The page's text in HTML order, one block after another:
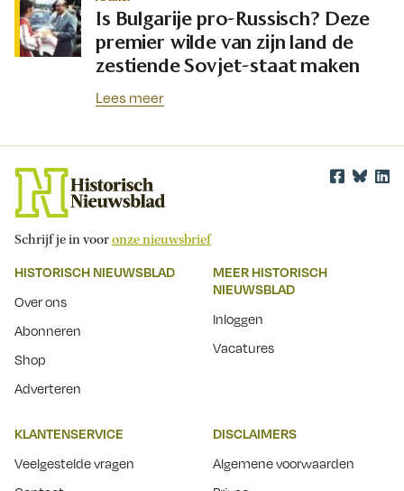
Is Bulgarije pro-Russisch? Deze
premier wilde van zijn land de
zestiende Sovjet-staat maken
Lees meer
Schrijf je in vooronze nieuwsbrief
HISTORISCH NIEUWSBLAD
Over ons
Abonneren
Shop
Adverteren
MEER HISTORISCH
NIEUWSBLAD
Inloggen
Vacatures
KLANTENSERVICE
Veelgestelde vragen
DISCLAIMERS
Algemene voorwaarden